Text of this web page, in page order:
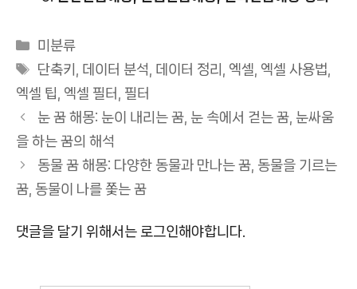
카
테
리
미분류
태
그
단축키 데이터 분석 데이터 정리 엑셀 엑셀 사용법
엑셀 팁
엑셀 필터
필터
눈 꿈 해몽: 눈이 내리는 꿈, 눈 속에서 걷는 꿈, 눈싸움
을 하는 꿈의 해석
동물 꿈 해몽: 다양한 동물과 만나는 꿈, 동물을 기르는
꿈, 동물이 나를 쫓는 꿈
댓글을 달기 위해서는 로그인해야합니다.